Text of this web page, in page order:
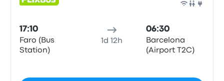
17:10
Faro (Bus
Station)
1d 12h
06:30
Barcelona
(Airport T2C)